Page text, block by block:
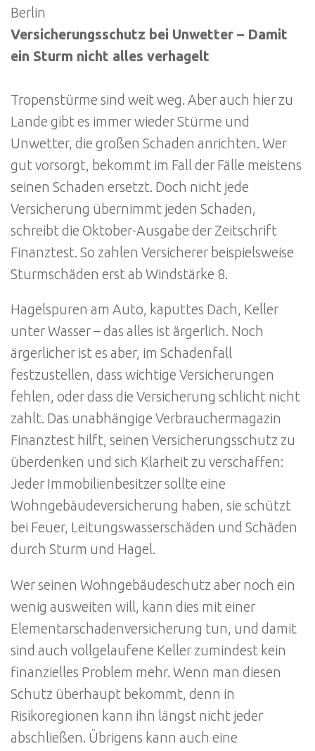
Berlin
Versicherungsschutz bei Unwetter – Damit
ein Sturm nicht alles verhagelt
Tropenstürme sind weit weg. Aber auch hier zu
Lande gibt es immer wieder Stürme und
Unwetter, die großen Schaden anrichten. Wer
gut vorsorgt, bekommt im Fall der Fälle meistens
seinen Schaden ersetzt. Doch nicht jede
Versicherung übernimmt jeden Schaden,
schreibt die Oktober-Ausgabe der Zeitschrift
Finanztest. So zahlen Versicherer beispielsweise
Sturmschäden erst ab Windstärke 8.
Hagelspuren am Auto, kaputtes Dach, Keller
unter Wasser – das alles ist ärgerlich. Noch
ärgerlicher ist es aber, im Schadenfall
festzustellen, dass wichtige Versicherungen
fehlen, oder dass die Versicherung schlicht nicht
zahlt. Das unabhängige Verbrauchermagazin
Finanztest hilft, seinen Versicherungsschutz zu
überdenken und sich Klarheit zu verschaffen:
Jeder Immobilienbesitzer sollte eine
Wohngebäudeversicherung haben, sie schützt
bei Feuer, Leitungswasserschäden und Schäden
durch Sturm und Hagel.
Wer seinen Wohngebäudeschutz aber noch ein
wenig ausweiten will, kann dies mit einer
Elementarschadenversicherung tun, und damit
sind auch vollgelaufene Keller zumindest kein
finanzielles Problem mehr. Wenn man diesen
Schutz überhaupt bekommt, denn in
Risikoregionen kann ihn längst nicht jeder
abschließen. Übrigens kann auch eine